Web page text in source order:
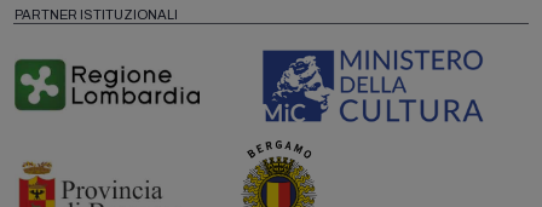
PARTNER ISTITUZIONALI